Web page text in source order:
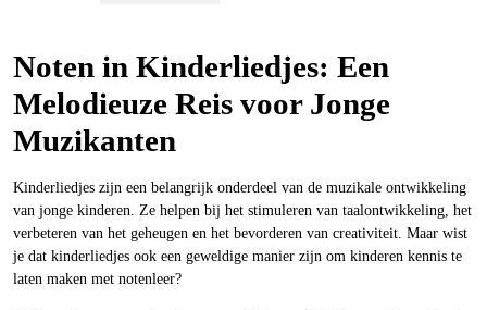
Noten in Kinderliedjes: Een
Melodieuze Reis voor Jonge
Muzikanten
Kinderliedjes zijn een belangrijk onderdeel van de muzikale ontwikkeling
van jonge kinderen. Ze helpen bij het stimuleren van taalontwikkeling, het
verbeteren van het geheugen en het bevorderen van creativiteit. Maar wist
je dat kinderliedjes ook een geweldige manier zijn om kinderen kennis te
laten maken met notenleer?